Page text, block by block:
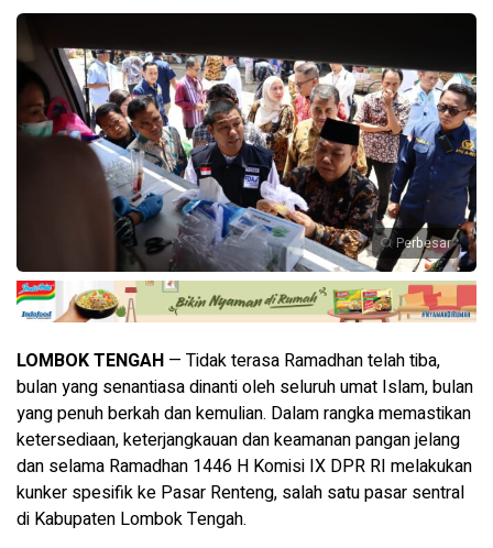
Perbesar
LOMBOK TENGAH — Tidak terasa Ramadhan telah tiba,
bulan yang senantiasa dinanti oleh seluruh umat Islam, bulan
yang penuh berkah dan kemulian. Dalam rangka memastikan
ketersediaan, keterjangkauan dan keamanan pangan jelang
dan selama Ramadhan 1446 H Komisi IX DPR RI melakukan
kunker spesifik ke Pasar Renteng, salah satu pasar sentral
di Kabupaten Lombok Tengah.